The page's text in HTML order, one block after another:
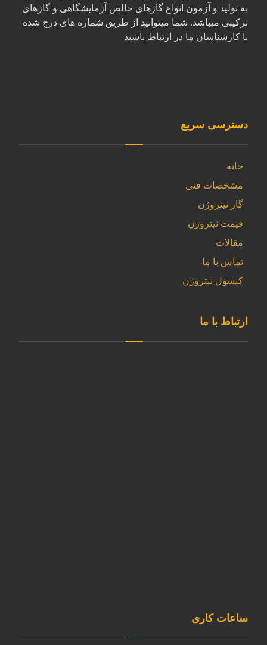
به تولید و آزمون انواع گازهای خالص آزمایشگاهی و گازهای
ترکیبی میباشد. شما میتوانید از طریق شماره های درج شده
با کارشناسان ما در ارتباط باشید
دسترسی سریع
خانه
مشخصات فنی
گاز نیتروژن
قیمت نیتروژن
مقالات
تماس با ما
کپسول نیتروژن
ارتباط با ما
ساعات کاری